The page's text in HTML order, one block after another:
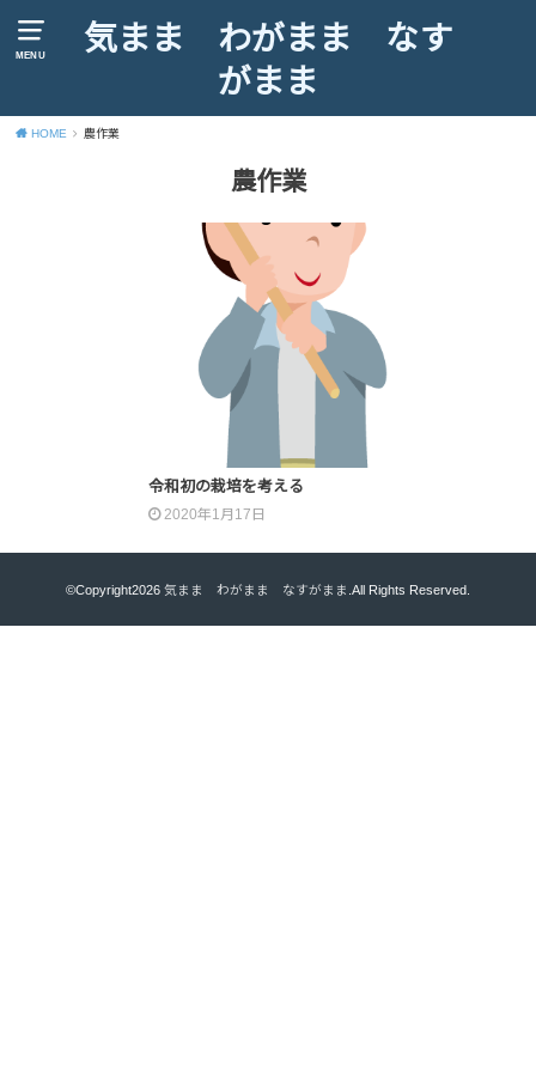
MENU
気まま わがまま なす
がまま
HOME 農作業
農作業
令和初の栽培を考える
2020年1月17日
©Copyright2026 気まま わがまま なすがまま .All Rights Reserved.